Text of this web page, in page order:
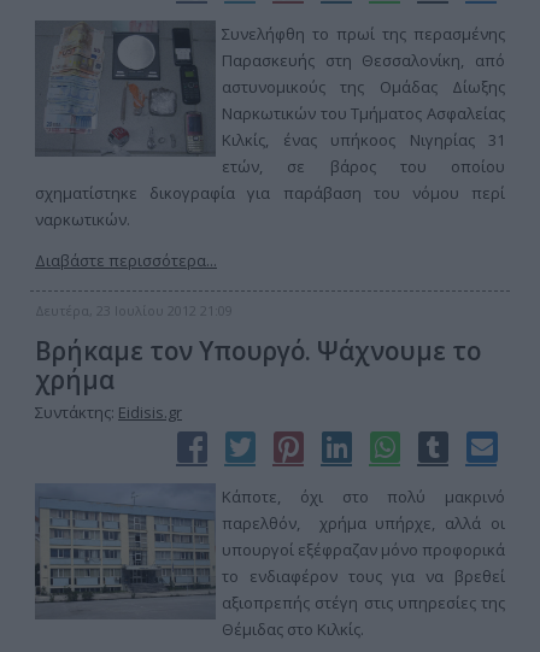
Συνελήφθη το πρωί της περασμένης
Παρασκευής στη Θεσσαλονίκη, από
αστυνομικούς της Ομάδας Δίωξης
Ναρκωτικών του Τμήματος Ασφαλείας
Κιλκίς, ένας υπήκοος Νιγηρίας 31
ετών, σε βάρος του οποίου
σχηματίστηκε δικογραφία για παράβαση του νόμου περί
ναρκωτικών.
Διαβάστε περισσότερα...
Δευτέρα, 23 Ιουλίου 2012 21:09
Βρήκαμε τον Υπουργό. Ψάχνουμε το
χρήμα
Συντάκτης: Eidisis.gr
Κάποτε, όχι στο πολύ μακρινό
παρελθόν, χρήμα υπήρχε, αλλά οι
υπουργοί εξέφραζαν μόνο προφορικά
το ενδιαφέρον τους για να βρεθεί
αξιοπρεπής στέγη στις υπηρεσίες της
Θέμιδας στο Κιλκίς.